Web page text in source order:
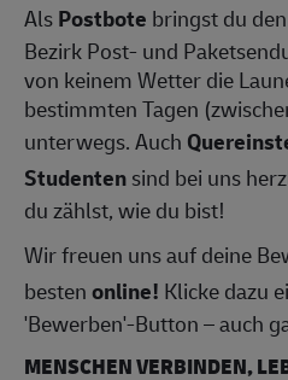
AlsPostbote bringst du
Bezirk Post- und
von keinem Wetter die
bestimmten Tagen
unterwegs. Auch
Studentensind bei uns
du zählst, wie du bist!
Wir freuen uns auf deine
bestenonline! Klicke dazu
'Bewerben'-Button – auch
MENSCHEN VERBINDEN,